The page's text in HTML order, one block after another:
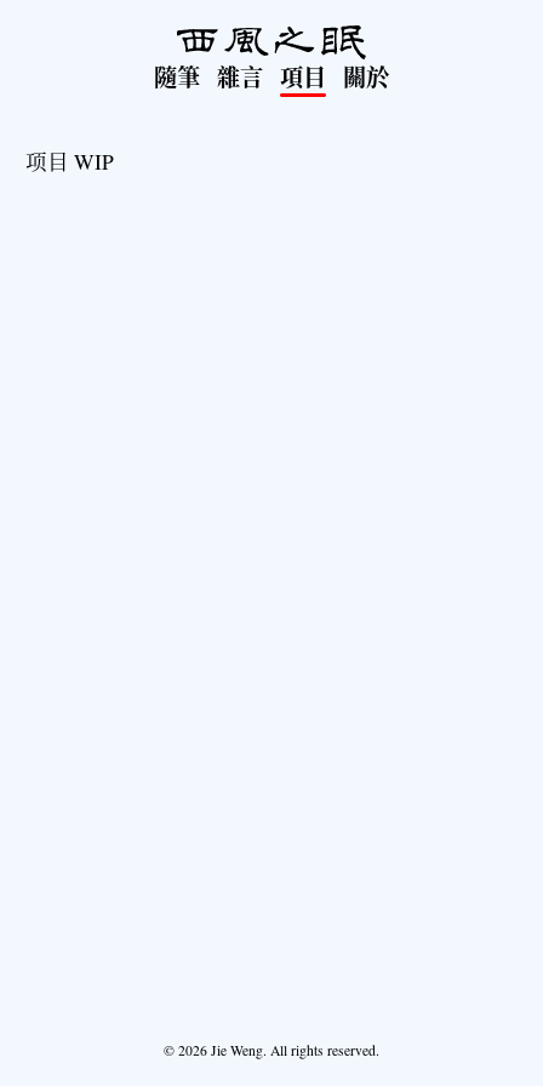
隨筆 雜言 項目 關於
项目 WIP
© 2026 Jie Weng. All rights reserved.